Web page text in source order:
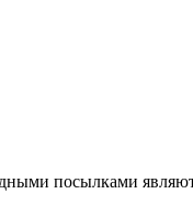
посылками